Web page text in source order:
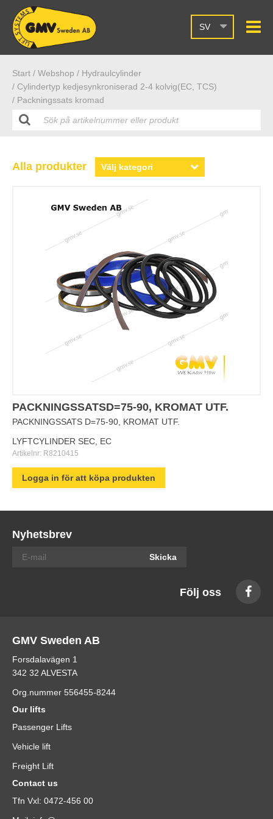
SV
Start / Webshop / Hydraulcylinder
/ Cylindertyp kedjesynkroniserad 2-4 kolvig(EC, TCS)
/ Packningssats kromad
Alla produkter
PACKNINGSSATSD=75-90, KROMAT UTF.
PACKNINGSSATS D=75-90, KROMAT UTF.
LYFTCYLINDER SEC, EC
Artikelnr: R8210415
Logga in för att köpa produkten
Nyhetsbrev
Skicka
Följ oss
GMV Sweden AB
Forsdalavägen 1
342 32 ALVESTA
Org.nummer 556455-8244
Our lifts
Passenger Lifts
Vehicle lift
Freight Lift
Contact us
Tfn Vxl: 0472-456 00